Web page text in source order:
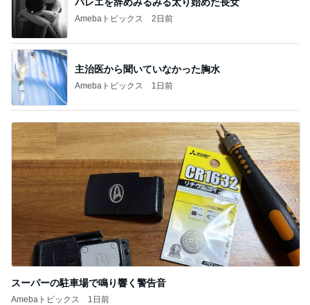
Amebaトピックス 2日前
主治医から聞いていなかった胸水
Amebaトピックス 1日前
スーパーの駐車場で鳴り響く警告音
Amebaトピックス 1日前